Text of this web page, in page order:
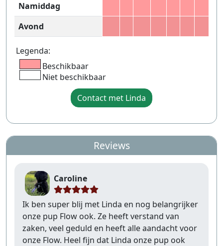
Namiddag
Avond
Legenda:
Beschikbaar
Niet beschikbaar
Contact met Linda
Reviews
Caroline
Ik ben super blij met Linda en nog belangrijker
onze pup Flow ook. Ze heeft verstand van
zaken, veel geduld en heeft alle aandacht voor
onze Flow. Heel fijn dat Linda onze pup ook